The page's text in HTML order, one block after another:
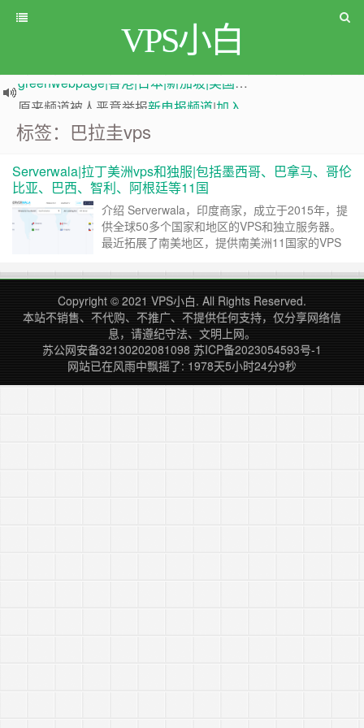
VPS小白
greenwebpage|香港|日本|新加坡|美国等多地vps测评|移动直连|1Gbps带宽|年付€29
原来频道被人恶意举报新电报频道|加入电报群
标签：巴拉圭vps
Serverwala|拉丁美洲vps和独服|包括墨西哥、巴拿马、哥伦
比亚、巴西、智利、阿根廷等11国
介绍 Serverwala，印度商家，成立于2015年，提
供全球50多个国家和地区的VPS和独立服务器。
最近拓展了南美地区，提供南美洲11国家的VPS
务器解决方案在整个拉丁美洲及其他地区的无与伦
比的存在吗？通过我们广泛的云服务器、VPN服务
器、专用服务器和托管选项网络，您的企业可以以
前所未有的方式利……继续阅读 »
Copyright © 2021 VPS小白. All Rights Reserved.
本站不销售、不代购、不推广、不提供任何支持，仅分享网络信
息，请遵纪守法、文明上网。
苏公网安备32130202081098 苏ICP备2023054593号-1
网站已在风雨中飘摇了: 1978天5小时24分9秒